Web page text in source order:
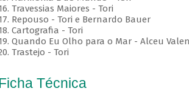
Travessias Maiores - Tori
Repouso - Tori e Bernardo Bauer
Cartografia - Tori
Quando Eu Olho para o Mar - Alceu
Trastejo - Tori
Técnica